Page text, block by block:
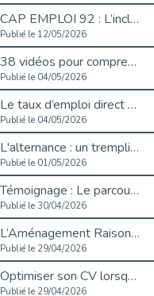
CAP EMPLOI 92 : L’inclusion portée à son sommet, bien au-delà des quotas
Publié le 12/05/2026
38 vidéos pour comprendre et agir durablement
Publié le 04/05/2026
Le taux d’emploi direct dans la fonction publique dépasse 6 % en 2025
Publié le 04/05/2026
L'alternance : un tremplin vers l'emploi aussi pour les personnes en situation de handicap
Publié le 01/05/2026
Témoignage : Le parcours de Marc, 44 ans
Publié le 30/04/2026
L’Aménagement Raisonnable : Un Levier pour l’Équité
Publié le 29/04/2026
Optimiser son CV lorsqu’on est en situation de handicap
Publié le 29/04/2026